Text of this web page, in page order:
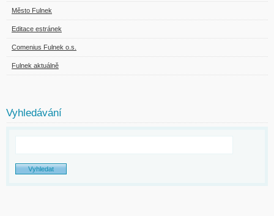
Město Fulnek
Editace estránek
Comenius Fulnek o.s.
Fulnek aktuálně
Vyhledávání